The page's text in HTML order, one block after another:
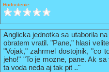
Hodnotenie:
Anglicka jednotka sa utaborila
obratem vratil. "Pane," hlasi
"Vojak," zahrmel dostojnik, "co
jeho!" "To je mozne, pane. Ak
ta voda neda aj tak pit .."